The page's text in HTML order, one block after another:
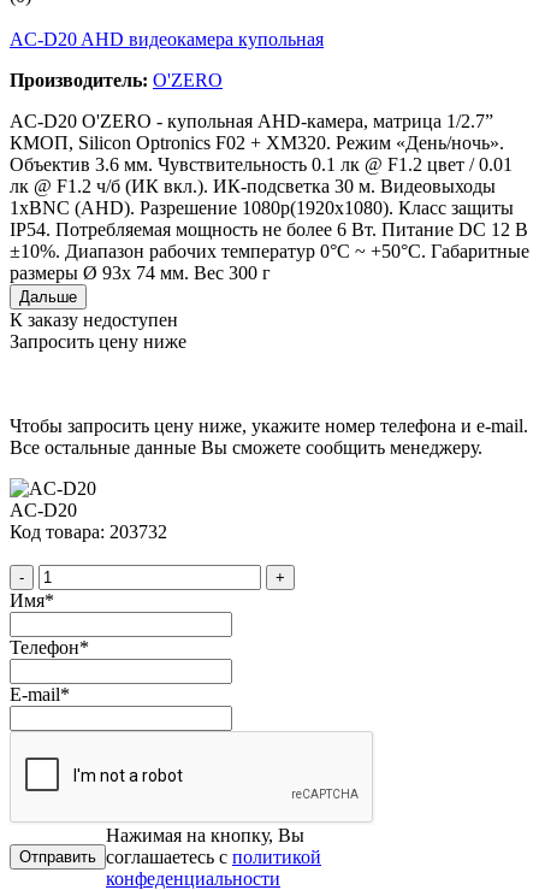
AC-D20 AHD видеокамера купольная
Производитель: O'ZERO
AC-D20 O'ZERO - купольная AHD-камера, матрица 1/2.7”
КМОП, Silicon Optronics F02 + XM320. Режим «День/ночь».
Объектив 3.6 мм. Чувствительность 0.1 лк @ F1.2 цвет / 0.01
лк @ F1.2 ч/б (ИК вкл.). ИК-подсветка 30 м. Видеовыходы
1хBNC (AHD). Разрешение 1080p(1920x1080). Класс защиты
IP54. Потребляемая мощность не более 6 Вт. Питание DC 12 В
±10%. Диапазон рабочих температур 0°С ~ +50°С. Габаритные
размеры Ø 93x 74 мм. Вес 300 г
Дальше
К заказу недоступен
Запросить цену ниже
Чтобы запросить цену ниже, укажите номер телефона и e-mail.
Все остальные данные Вы сможете сообщить менеджеру.
AC-D20
Код товара: 203732
- +
Имя*
Телефон*
E-mail*
Нажимая на кнопку, Вы
соглашаетесь с политикой
конфеденциальности